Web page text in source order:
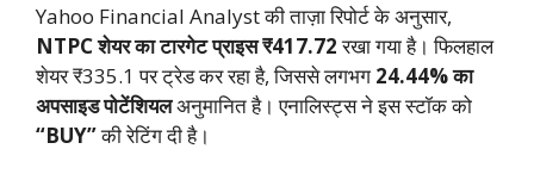
Yahoo Financial Analyst की ताज़ा रिपोर्ट के अनुसार,
NTPC शेयर का टारगेट प्राइस ₹417.72रखा गया है। फिलहाल
शेयर ₹335.1 पर ट्रेड कर रहा है, जिससे लगभग 24.44% का
अपसाइड पोटेंशियलअनुमानित है। एनालिस्ट्स ने इस स्टॉक को
“BUY”की रेटिंग दी है।